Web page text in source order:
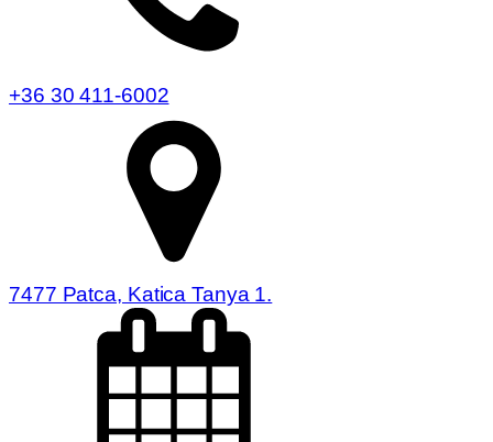
+36 30 411-6002
7477 Patca, Katica Tanya 1.